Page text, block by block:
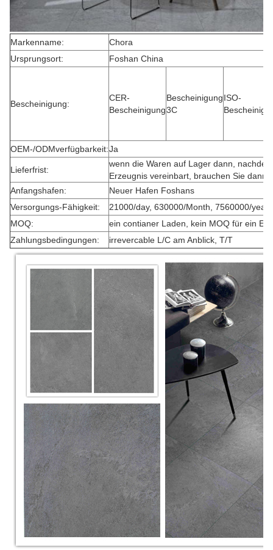
Markenname:
Chora
Ursprungsort:
Foshan China
Bescheinigung:
CER-
Bescheinigung
Bescheinigung
3C
ISO-
OEM-/ODMverfügbarkeit:Ja
Lieferfrist:
wenn die Waren auf Lager dann,
Erzeugnis vereinbart, brauchen Sie dann
Anfangshafen:
Neuer Hafen Foshans
Versorgungs-Fähigkeit:
21000/day, 630000/Month, 7560000/year
MOQ:
ein contianer Laden, kein MOQ für ein
Zahlungsbedingungen:
irrevercable L/C am Anblick, T/T